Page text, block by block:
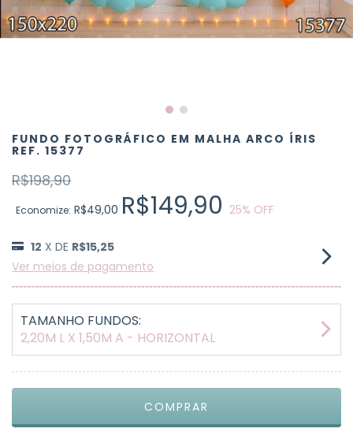
FUNDO FOTOGRÁFICO EM MALHA ARCO ÍRIS
REF. 15377
R$198,90
Economize: R$49,00 R$149,90 25% OFF
12 X DE R$15,25
Ver meios de pagamento
TAMANHO FUNDOS:
2,20M L X 1,50M A - HORIZONTAL